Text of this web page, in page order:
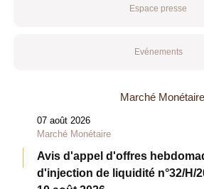
Espace presse
Evénements
Marché Monétaire
07 août 2026
Marché Monétaire
Avis d'appel d'offres
d'injection de liquidité n°32/H/